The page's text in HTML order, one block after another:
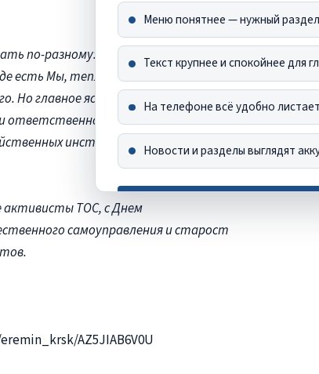
Меню понятнее — нужный
Текст крупнее и спокойнее для
На телефоне всё удобно
Новости и разделы выглядят
Это сообщение больше не
по-разному: территория общей силы,
есть Мы, тепло общего сердца. И таких
Но главное ясно: за этими буквами
ответственность. Без преувеличения,
инструментов достижения
активисты ТОС, с Днем
самоуправления и старост
AZ5JIAB6V0U